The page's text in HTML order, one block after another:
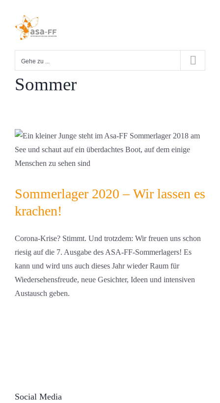
springen
Gehe zu ...
Sommer
Sommerlager 2020 – Wir lassen es
krachen!
Corona-Krise? Stimmt. Und trotzdem: Wir freuen uns schon
riesig auf die 7. Ausgabe des ASA-FF-Sommerlagers! Es
kann und wird uns auch dieses Jahr wieder Raum für
Wiedersehensfreude, neue Gesichter, Ideen und intensiven
Austausch geben.
Social Media